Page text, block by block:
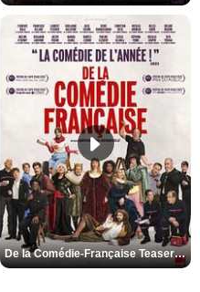
De la Comédie-Française Teaser VF